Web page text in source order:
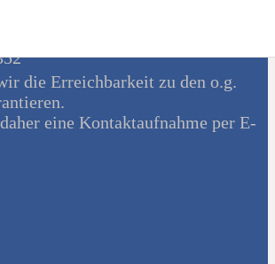
von 11 - 12 Uhr unter Tel.:
die Erreichbarkeit zu den o.g.
eine Kontaktaufnahme per E-